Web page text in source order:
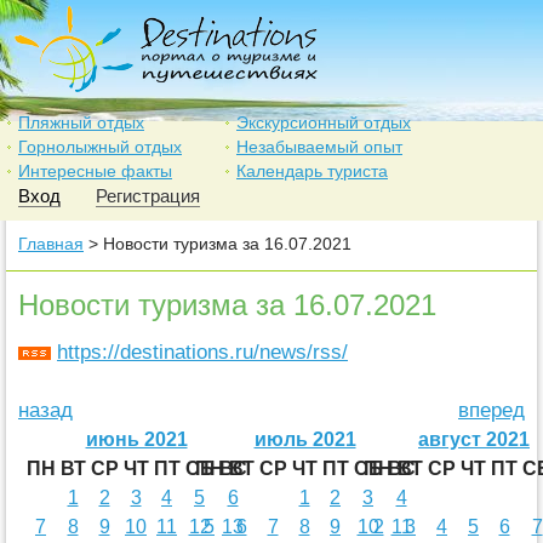
Пляжный отдых
Экскурсионный отдых
Горнолыжный отдых
Незабываемый опыт
Интересные факты
Календарь туриста
Вход Регистрация
Главная > Новости туризма за 16.07.2021
Новости туризма за 16.07.2021
https://destinations.ru/news/rss/
назад вперед
июнь 2021
ПН ВТ СР ЧТ ПТ СБ ВС
1
2 3 4 5
6
7
8 9 10 11 12
13
июль 2021
ПН ВТ СР ЧТ ПТ СБ ВС
1
2 3
4
5
6 7 8 9 10
11
август 2021
ПН ВТ СР ЧТ ПТ
2 3 4 5 6
7